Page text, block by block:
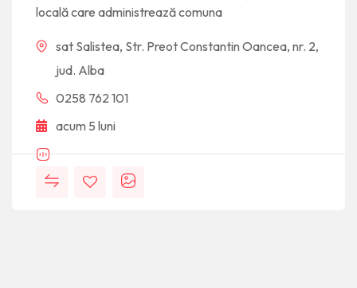
locală care administrează comuna
sat Salistea, Str. Preot Constantin Oancea, nr. 2,
jud. Alba
0258 762 101
acum 5 luni